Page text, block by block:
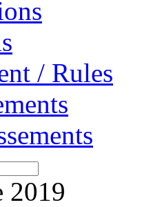
/ Rules
2019